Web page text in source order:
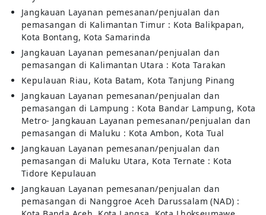
Jangkauan Layanan pemesanan/penjualan dan
pemasangan di Kalimantan Timur : Kota Balikpapan,
Kota Bontang, Kota Samarinda
Jangkauan Layanan pemesanan/penjualan dan
pemasangan di Kalimantan Utara : Kota Tarakan
Kepulauan Riau, Kota Batam, Kota Tanjung Pinang
Jangkauan Layanan pemesanan/penjualan dan
pemasangan di Lampung : Kota Bandar Lampung, Kota
Metro- Jangkauan Layanan pemesanan/penjualan dan
pemasangan di Maluku : Kota Ambon, Kota Tual
Jangkauan Layanan pemesanan/penjualan dan
pemasangan di Maluku Utara, Kota Ternate : Kota
Tidore Kepulauan
Jangkauan Layanan pemesanan/penjualan dan
pemasangan di Nanggroe Aceh Darussalam (NAD) :